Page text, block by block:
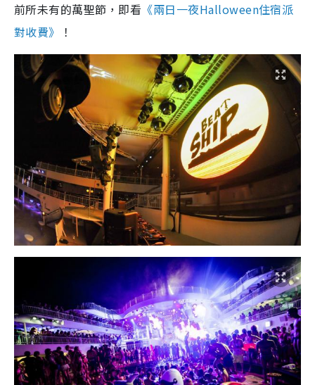
前所未有的萬聖節，即看 《兩日一夜Halloween住宿派
對收費》
！